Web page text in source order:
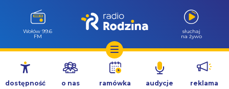
Przejdź
treści
Wołów 99.6
FM
słuchaj
na żywo
dostępność o nas ramówka audycje reklama